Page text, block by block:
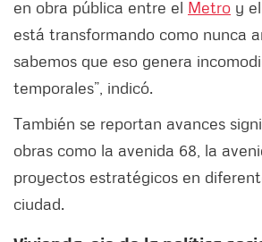
en obra pública entre el Metro y el
está transformando como nunca
sabemos que eso genera
temporales”, indicó.
También se reportan avances
obras como la avenida 68, la
proyectos estratégicos en
ciudad.